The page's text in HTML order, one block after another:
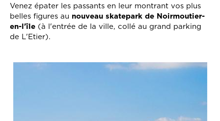
Venez épater les passants en leur montrant vos plus
belles figures au nouveau skatepark de Noirmoutier-
en-l'île (à l'entrée de la ville, collé au grand parking
de L'Etier).